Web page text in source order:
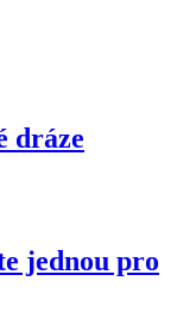
dráze
jednou pro